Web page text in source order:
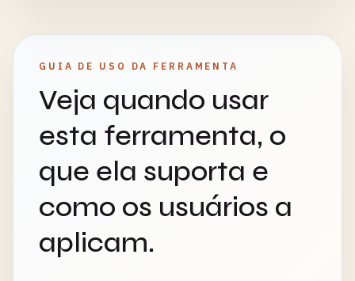
GUIA DE USO DA FERRAMENTA
Veja quando usar
esta ferramenta, o
que ela suporta e
como os usuários a
aplicam.